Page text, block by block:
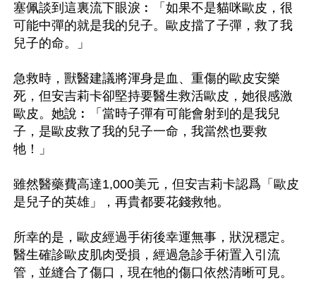
塞佩談到這裏流下眼淚︰「如果不是貓咪歐皮，很
可能中彈的就是我的兒子。歐皮擋了子彈，救了我
兒子的命。」
急救時，獸醫建議將渾身是血、重傷的歐皮安樂
死，但安吉莉卡卻堅持要醫生救活歐皮，她很感激
歐皮。她說︰「當時子彈有可能會射到的是我兒
子，是歐皮救了我的兒子一命，我當然也要救
牠！」
雖然醫藥費高達1,000美元，但安吉莉卡認爲「歐皮
是兒子的英雄」，再貴都要花錢救牠。
所幸的是，歐皮經過手術後幸運無事，狀況穩定。
醫生確診歐皮肌肉受損，經過急診手術置入引流
管，並縫合了傷口，現在牠的傷口依然清晰可見。